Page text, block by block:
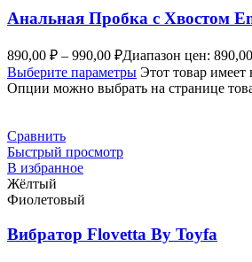
Анальная Пробка с Хвостом
890,00 ₽ – 990,00 ₽Диапазон цен:
Выберите параметры Этот товар имеет
Опции можно выбрать на странице
Сравнить
Быстрый просмотр
В избранное
Жёлтый
Фиолетовый
Вибратор Flovetta By Toyfa